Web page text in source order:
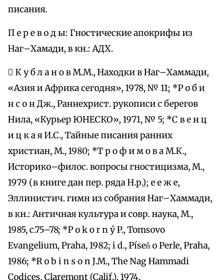
писания.
П е р е в о д ы: Гностические апокрифы из
Наг–Хамади, в кн.: АДХ.
 К у б л а н о в М.М., Находки в Наг–Хаммади,
«Азия и Африка сегодня», 1978, № 11; *Р о б и
н с о н Дж., Раннехрист. рукописи с берегов
Нила, «Курьер ЮНЕСКО», 1971, № 5; *С в е н ц
и ц к а я И.С., Тайные писания ранних
христиан, М., 1980; *Т р о ф и м о в а М.К.,
Историко–филос. вопросы гностицизма, М.,
1979 (в книге дан пер. ряда Н.р.); е е ж е,
Эллинистич. гимн из собрания Наг–Хаммади,
в кн.: Античная культура и совр. наука, М.,
1985, с.75–78; *P o k o r n ý P., Tomsovo
Evangelium, Praha, 1982; i d., Píseň o Perle, Praha,
1986; *R o b i n s o n J.M., The Nag Hammadi
Codices, Claremont (Calif.), 1974.